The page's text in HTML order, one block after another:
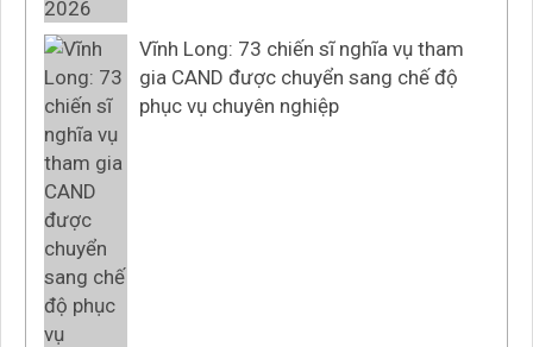
Vĩnh Long: 73 chiến sĩ nghĩa vụ tham
gia CAND được chuyển sang chế độ
phục vụ chuyên nghiệp